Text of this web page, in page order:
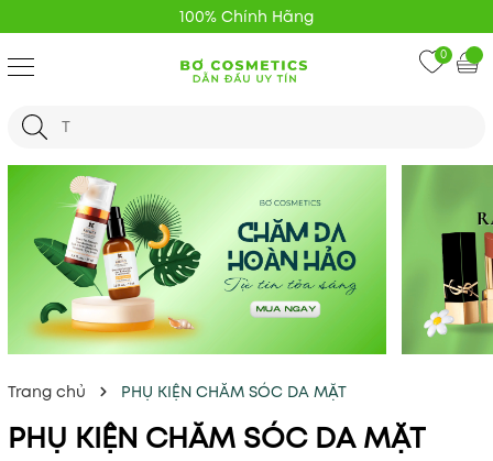
100% Chính Hãng
0
Trang chủ PHỤ KIỆN CHĂM SÓC DA MẶT
PHỤ KIỆN CHĂM SÓC DA MẶT